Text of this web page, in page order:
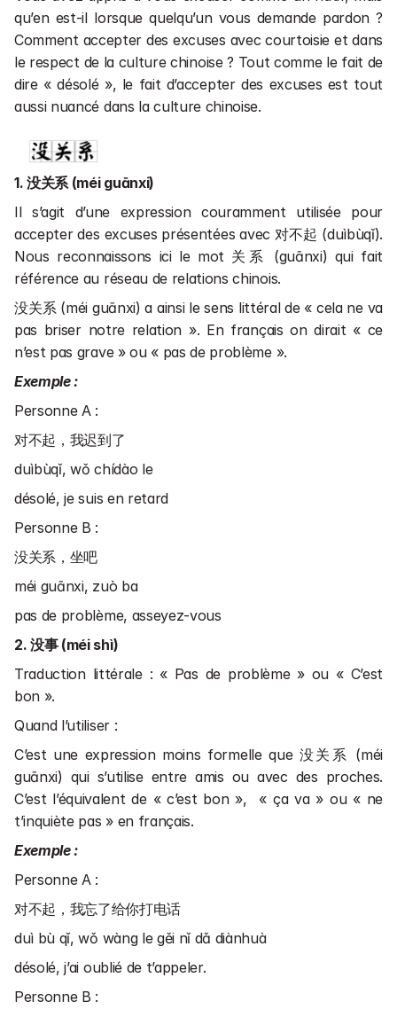
qu’en est-il lorsque quelqu’un vous demande pardon ?
Comment accepter des excuses avec courtoisie et dans
le respect de la culture chinoise ? Tout comme le fait de
dire « désolé », le fait d’accepter des excuses est tout
aussi nuancé dans la culture chinoise.
1. 没关系 (méi guānxi)
Il s’agit d’une expression couramment utilisée pour
accepter des excuses présentées avec 对不起 (duìbùqǐ).
Nous reconnaissons ici le mot 关系 (guānxi) qui fait
référence au réseau de relations chinois.
没关系 (méi guānxi) a ainsi le sens littéral de « cela ne va
pas briser notre relation ». En français on dirait « ce
n’est pas grave » ou « pas de problème ».
Exemple :
Personne A :
对不起，我迟到了
duìbùqǐ, wǒ chídào le
désolé, je suis en retard
Personne B :
没关系，坐吧
méi guānxi, zuò ba
pas de problème, asseyez-vous
2. 没事 (méi shì)
Traduction littérale : « Pas de problème » ou « C’est
bon ».
Quand l’utiliser :
C’est une expression moins formelle que 没关系 (méi
guānxi) qui s’utilise entre amis ou avec des proches.
C’est l’équivalent de « c’est bon »,  « ça va » ou « ne
t’inquiète pas » en français.
Exemple :
Personne A :
对不起，我忘了给你打电话
duì bù qǐ, wǒ wàng le gěi nǐ dǎ diànhuà
désolé, j’ai oublié de t’appeler.
Personne B :